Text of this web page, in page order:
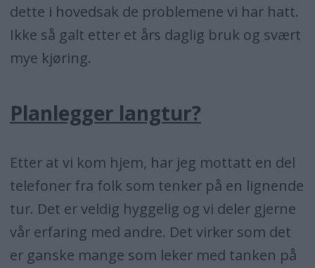
dette i hovedsak de problemene vi har hatt.
Ikke så galt etter et års daglig bruk og svært
mye kjøring.
Planlegger langtur?
Etter at vi kom hjem, har jeg mottatt en del
telefoner fra folk som tenker på en lignende
tur. Det er veldig hyggelig og vi deler gjerne
vår erfaring med andre. Det virker som det
er ganske mange som leker med tanken på